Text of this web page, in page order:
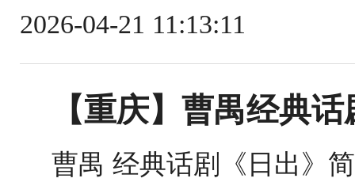
2026-04-21 11:13:11
【重庆】曹禺经典
曹禺 经典话剧《日出》